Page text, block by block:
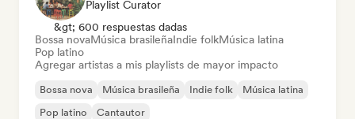
Playlist Curator
&gt; 600 respuestas dadas
Bossa novaMúsica brasileñaIndie folkMúsica latina
Pop latino
Agregar artistas a mis playlists de mayor impacto
Bossa nova Música brasileña Indie folk
Música latina
Pop latino
Cantautor